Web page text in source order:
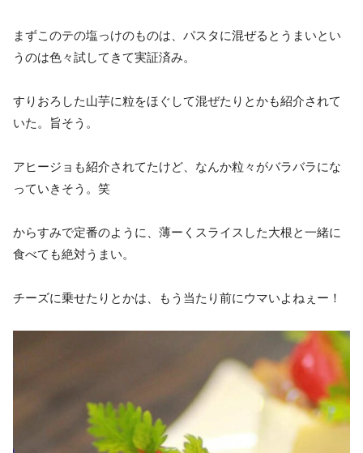
まずこのテの塩っけのものは、パスタに混ぜるとうまいとい
うのは色々試してきて実証済み。
すりおろした山芋に粒をほぐして混ぜたりとかも紹介されて
いた。旨そう。
アヒージョも紹介されてたけど、なんか粒々がバラバラにな
っていきそう。笑
からすみで定番のように、薄ーくスライスした大根と一緒に
食べても絶対うまい。
チーズに乗せたりとかは、もう当たり前にウマいよねぇー！